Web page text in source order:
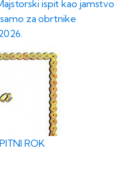
ispit kao jamstvo
za obrtnike
ROK